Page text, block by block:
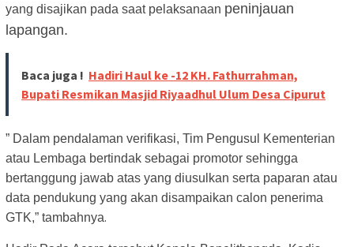
yang disajikan pada saat pelaksanaan peninjauan
lapangan.
Baca juga ! Hadiri Haul ke -12 KH. Fathurrahman,
Bupati Resmikan Masjid Riyaadhul Ulum Desa Cipurut
” Dalam pendalaman verifikasi, Tim Pengusul Kementerian
atau Lembaga bertindak sebagai promotor sehingga
bertanggung jawab atas yang diusulkan serta paparan atau
data pendukung yang akan disampaikan calon penerima
GTK,” tambahnya.